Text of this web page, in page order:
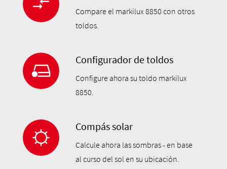
Compare el markilux 8850 con otros
toldos.
Configurador de toldos
Configure ahora su toldo markilux
8850.
Compás solar
Calcule ahora las sombras - en base
al curso del sol en su ubicación.